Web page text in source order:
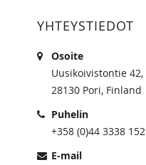
YHTEYSTIEDOT
Osoite
Uusikoivistontie 42,
28130 Pori, Finland
Puhelin
+358 (0)44 3338 152
E-mail